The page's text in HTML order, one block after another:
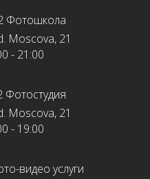
Фотошкола
Moscova, 21
- 21:00
Фотостудия
Moscova, 21
- 19:00
видео услуги